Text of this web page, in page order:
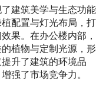
建筑美学与生态功能
配置与灯光布局，打
果。在办公楼内部，
植物与定制光源，形
升了建筑的环境品
强了市场竞争力。